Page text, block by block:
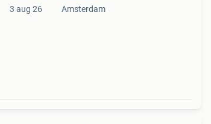
3 aug 26 Amsterdam